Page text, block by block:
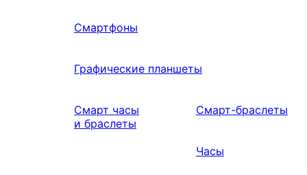
Смартфоны
Графические планшеты
Смарт часы
и браслеты
Смарт-браслеты
Часы